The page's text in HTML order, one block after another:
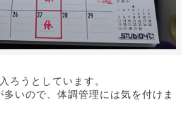
ろうとしています。
いので、体調管理には気を付けま